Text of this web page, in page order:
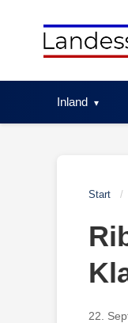
Inland
Start /
22.